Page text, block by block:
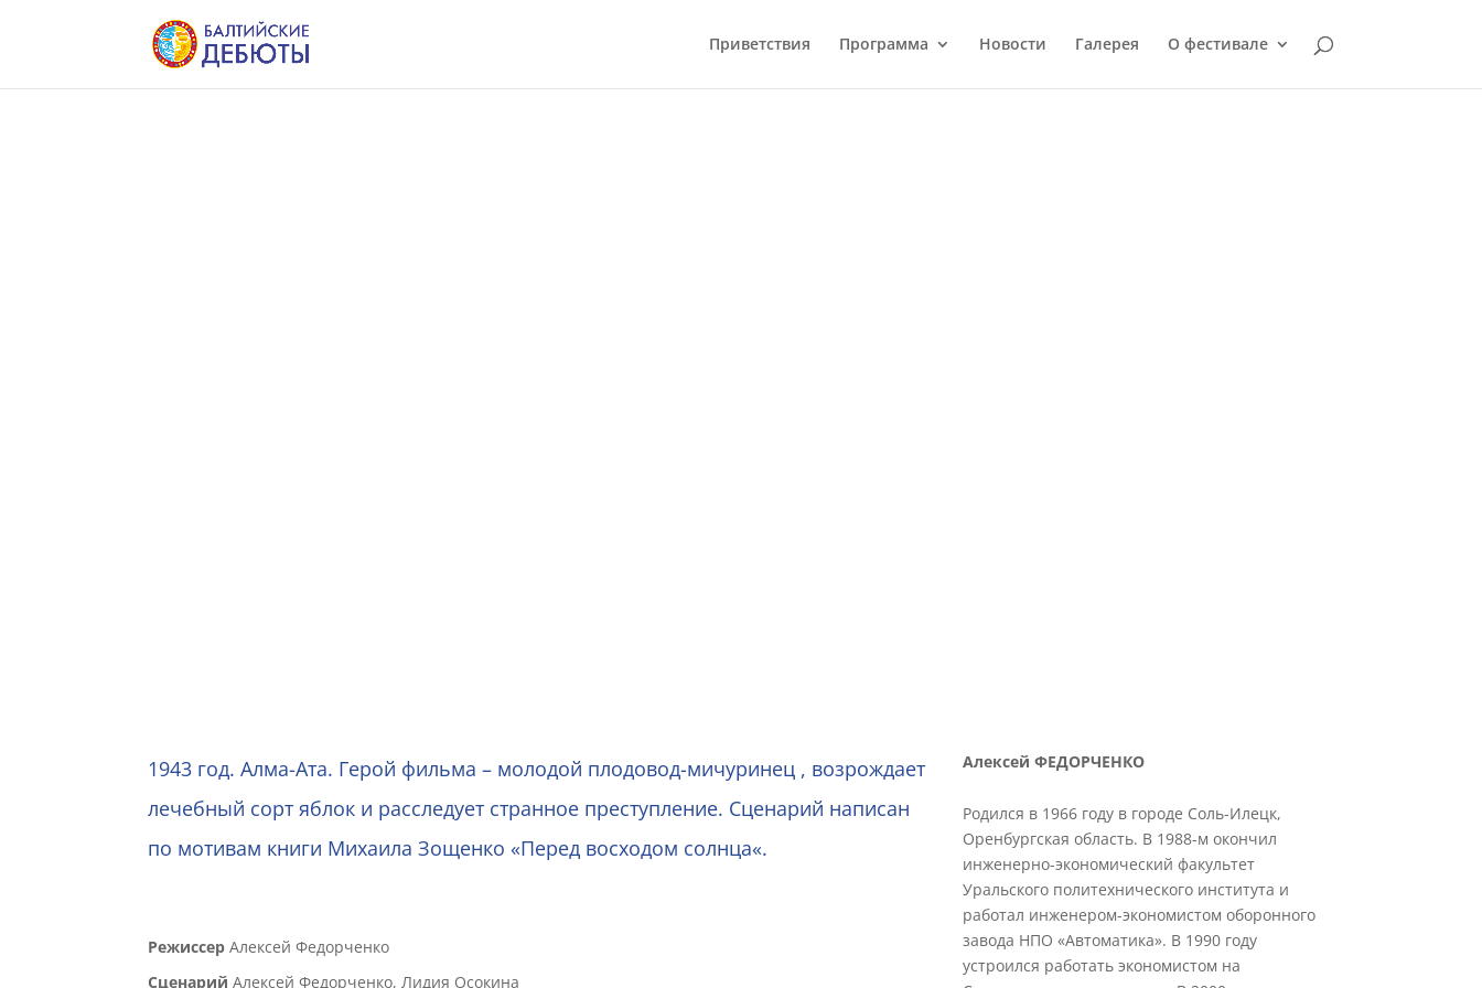
Приветствия Программа Новости Галерея О фестивале
1943 год. Алма-Ата. Герой фильма – молодой плодовод-мичуринец , возрождает
лечебный сорт яблок и расследует странное преступление. Сценарий написан
по мотивам книги Михаила Зощенко«Перед восходом солнца«.
Режиссер Алексей Федорченко
Сценарий Алексей Федорченко, Лидия Осокина
Алексей ФЕДОРЧЕНКО
Родился в 1966 году в городе Соль-Илецк,
Оренбургская область. В 1988-м окончил
инженерно-экономический факультет
Уральского политехнического института и
работал инженером-экономистом оборонного
завода НПО «Автоматика». В 1990 году
устроился работать экономистом на